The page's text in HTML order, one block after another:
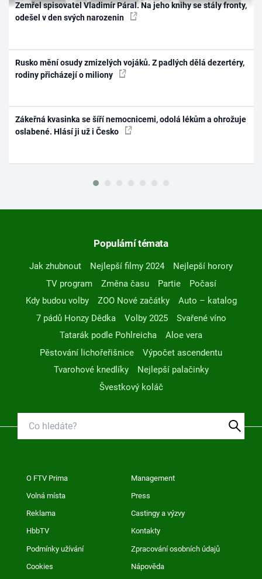
Zemřel spisovatel Vladimír Páral. Na jeho knihy se stály fronty,
odešel v den svých narozenin
Rusko mění osudy zmizelých vojáků. Z padlých dělá dezertéry,
rodiny přicházejí o miliony
Zákeřná kvasinka se šíří nemocnicemi, odolá lékům a ohrožuje
oslabené. Hlásí ji už i Česko
Populární témata
Jak zhubnout Nejlepší filmy 2024
Nejlepší horory
TV program
Změna času Partie
Počasí
Kdy budou volby
ZOO Nové začátky
Auto – katalog
7 pádů Honzy Dědka
Volby 2025
Svařené víno
Tatarák podle Pohlreicha
Aloe vera
Pěstování lichořeřišnice
Výpočet ascendentu
Tvarohové knedlíky
Nejlepší palačinky
Švestkový koláč
O FTV Prima Management
Volná místa Press
Reklama Castingy a výzvy
HbbTV Kontakty
Podmínky užívání Zpracování osobních údajů
Cookies Nápověda